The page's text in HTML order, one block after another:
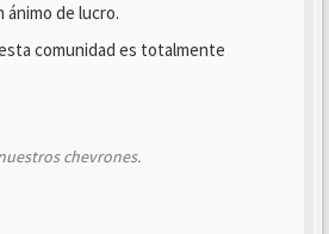
ánimo de lucro.
comunidad es totalmente
chevrones.